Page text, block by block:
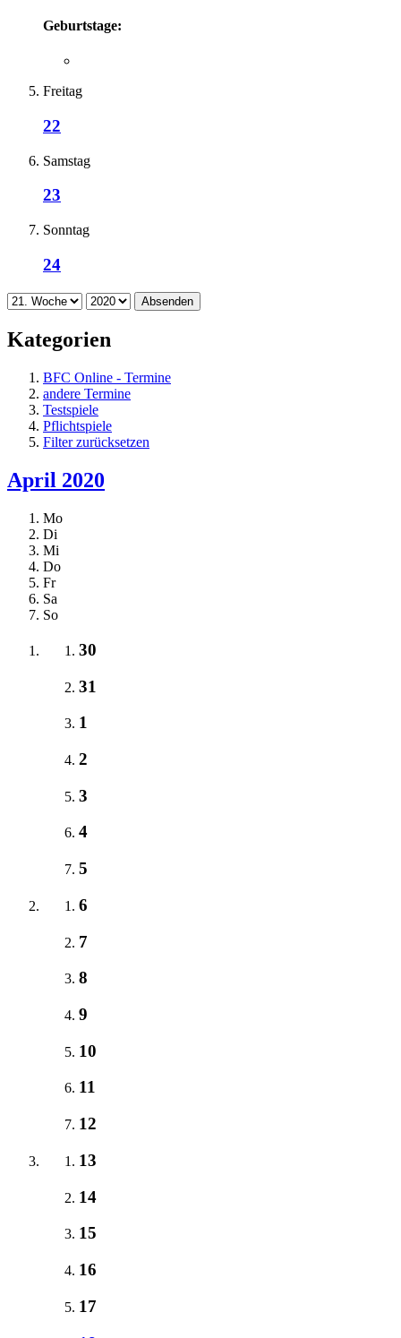
Geburtstage:
Freitag
22
Samstag
23
Sonntag
24
Absenden
Kategorien
BFC Online - Termine
andere Termine
Testspiele
Pflichtspiele
Filter zurücksetzen
April 2020
Mo
Di
Mi
Do
Fr
Sa
So
30
31
1
2
3
4
5
6
7
8
9
10
11
12
13
14
15
16
17